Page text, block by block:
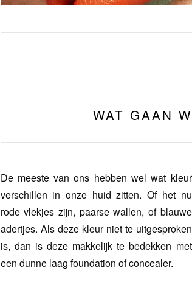
WAT GAAN
De meeste van ons hebben wel wat kleur
verschillen in onze huid zitten. Of het nu
rode vlekjes zijn, paarse wallen, of blauwe
adertjes. Als deze kleur niet te uitgesproken
is, dan is deze makkelijk te bedekken met
een dunne laag foundation of concealer.